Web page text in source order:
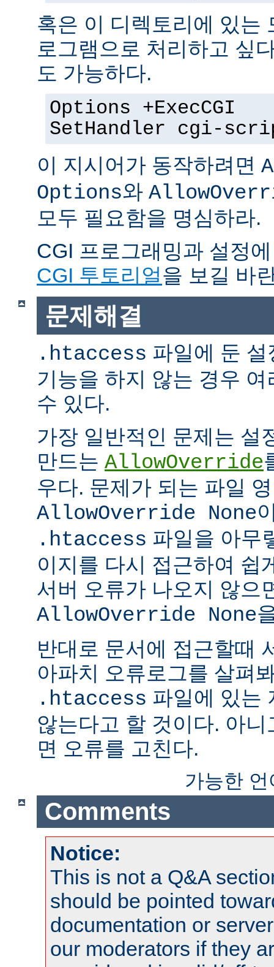
혹은 이 디렉토리에 있는
로그램으로 처리하고 싶
도 가능하다.
Options +ExecCGI
SetHandler cgi-
이 지시어가 동작하려면
Options와
모두 필요함을 명심하라.
CGI 프로그래밍과 설정
CGI 투토리얼을 보길 바
문제해결
.htaccess 파일에 둔
기능을 하지 않는 경우
수 있다.
가장 일반적인 문제는 설
만드는 AllowOverride
우다. 문제가 되는 파일
AllowOverride None
.htaccess 파일을 아무
이지를 다시 접근하여 쉽
서버 오류가 나오지 않으
AllowOverride None
반대로 문서에 접근할때
아파치 오류로그를 살펴
.htaccess 파일에 있는
않는다고 할 것이다. 아
면 오류를 고친다.
가능한
Comments
Notice:
This is not a Q&A
should be pointed
documentation or
our moderators if they